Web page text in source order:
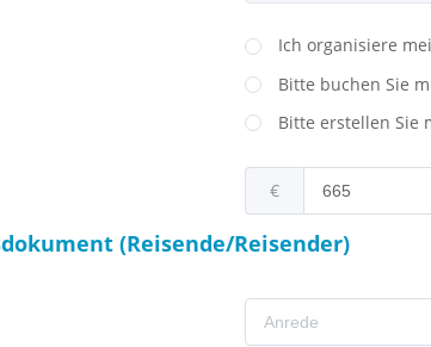
Ich organisiere
Bitte buchen Sie
Bitte erstellen Sie
€
(Reisende/Reisender)